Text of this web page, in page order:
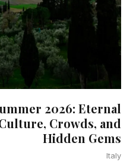
2026: Eternal
Crowds, and
Hidden Gems
Italy